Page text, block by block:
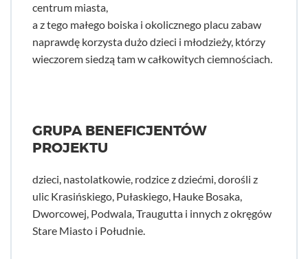
centrum miasta,
a z tego małego boiska i okolicznego placu zabaw
naprawdę korzysta dużo dzieci i młodzieży, którzy
wieczorem siedzą tam w całkowitych ciemnościach.
GRUPA BENEFICJENTÓW
PROJEKTU
dzieci, nastolatkowie, rodzice z dziećmi, dorośli z
ulic Krasińskiego, Pułaskiego, Hauke Bosaka,
Dworcowej, Podwala, Traugutta i innych z okręgów
Stare Miasto i Południe.